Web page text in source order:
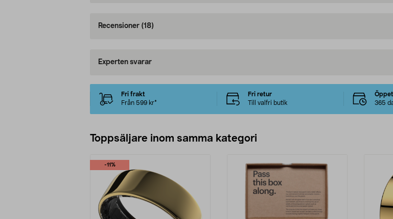
Recensioner (18)
Experten svarar
Fri frakt
Från 599 kr*
Fri retur
Till valfri butik
365
Toppsäljare inom samma kategori
-11%